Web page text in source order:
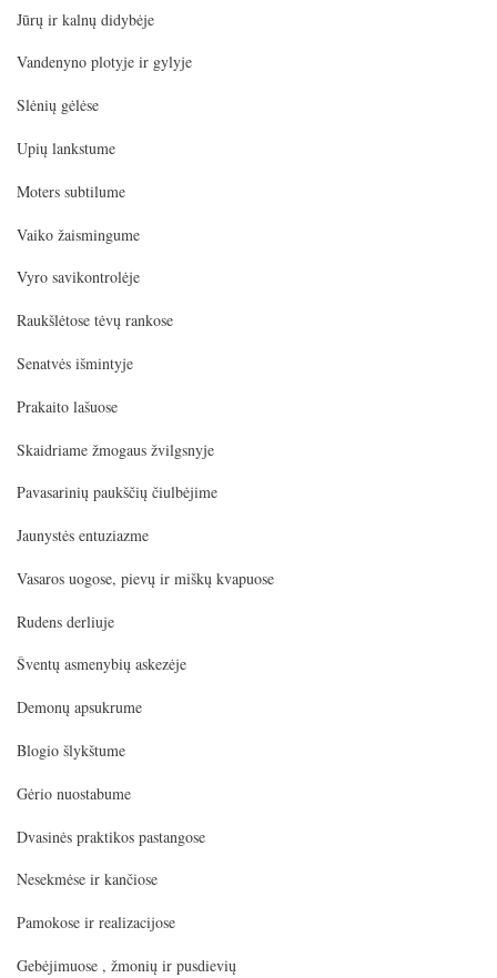
Jūrų ir kalnų didybėje
Vandenyno plotyje ir gylyje
Slėnių gėlėse
Upių lankstume
Moters subtilume
Vaiko žaismingume
Vyro savikontrolėje
Raukšlėtose tėvų rankose
Senatvės išmintyje
Prakaito lašuose
Skaidriame žmogaus žvilgsnyje
Pavasarinių paukščių čiulbėjime
Jaunystės entuziazme
Vasaros uogose, pievų ir miškų kvapuose
Rudens derliuje
Šventų asmenybių askezėje
Demonų apsukrume
Blogio šlykštume
Gėrio nuostabume
Dvasinės praktikos pastangose
Nesekmėse ir kančiose
Pamokose ir realizacijose
Gebėjimuose , žmonių ir pusdievių